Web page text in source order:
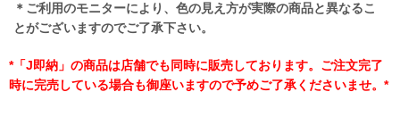
＊ご利用のモニターにより、色の見え方が実際の商品と異なるこ
とがございますのでご了承下さい。
*「J即納」の商品は店舗でも同時に販売しております。ご注文完了
時に完売している場合も御座いますので予めご了承くださいませ。*